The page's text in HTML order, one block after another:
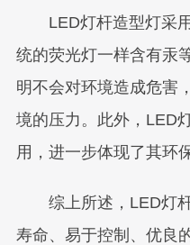
LED灯杆造型灯采用
统的荧光灯一样含有汞
明不会对环境造成危害
境的压力。此外，LED
用，进一步体现了其环
综上所述，LED灯杆
寿命、易于控制、优良